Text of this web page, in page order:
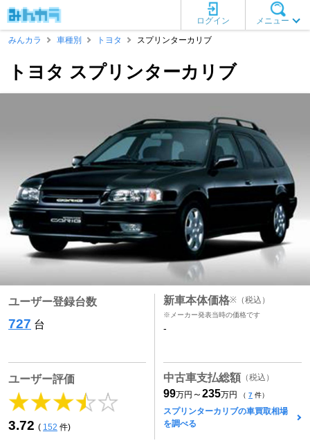
メニュー
ログイン
みんカラ
車種別 トヨタ スプリンターカリブ
トヨタ スプリンターカリブ
ユーザー登録台数
727 台
ユーザー評価
3.72 ( 152 件)
新車本体価格※ （税込）
※メーカー発表当時の価格です
-
中古車支払総額 （税込）
99万円 ～235万円 （ 7 件）
スプリンターカリブの車買取相場
を調べる